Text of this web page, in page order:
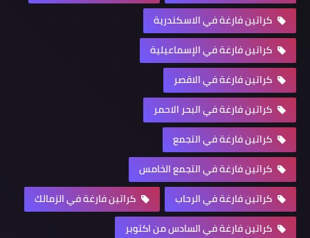
كراتين فارغة في الاسكندرية
كراتين فارغة في الإسماعيلية
كراتين فارغة في الاقصر
كراتين فارغة في البحر الاحمر
كراتين فارغة في التجمع
كراتين فارغة في التجمع الخامس
كراتين فارغة في الرحاب
كراتين فارغة في الزمالك
كراتين فارغة في السادس من اكتوبر